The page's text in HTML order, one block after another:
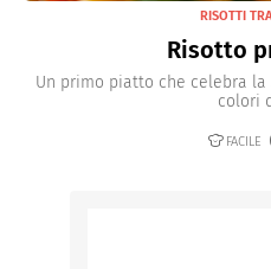
RISOTTI
Risotto
Un primo piatto che celebra
colori
FACILE